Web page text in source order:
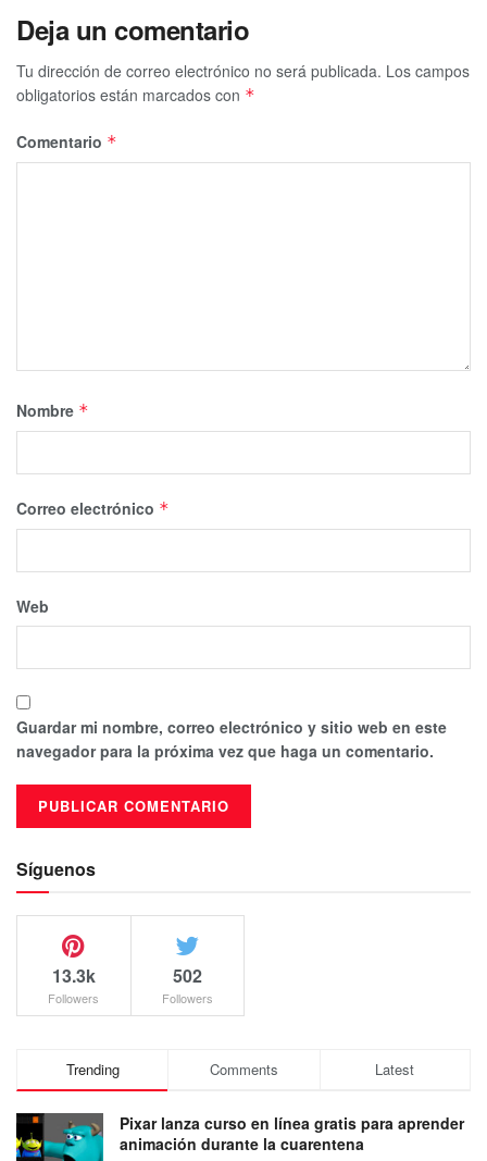
Deja un comentario
Tu dirección de correo electrónico no será publicada. Los campos
obligatorios están marcados con *
Comentario *
Nombre *
Correo electrónico *
Web
Guardar mi nombre, correo electrónico y sitio web en este
navegador para la próxima vez que haga un comentario.
Síguenos
13.3k
Followers
502
Followers
Trending Comments Latest
Pixar lanza curso en línea gratis para aprender
animación durante la cuarentena